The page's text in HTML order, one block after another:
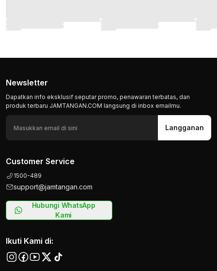
Newsletter
Dapatkan info eksklusif seputar promo, penawaran terbatas, dan
produk terbaru JAMTANGAN.COM langsung di inbox emailmu.
Langganan
Customer Service
1500-489
support@jamtangan.com
Hubungi WhatsApp
Kami
Ikuti Kami di: